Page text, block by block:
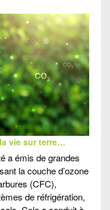
vie sur terre…
a émis de grandes
la couche d’ozone
(CFC),
de réfrigération,